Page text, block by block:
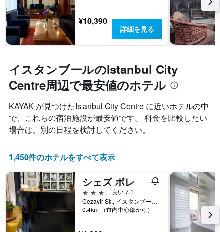
¥10,390
詳細を見る
イスタンブールのIstanbul City
Centre周辺で最安値のホテル
KAYAK が見つけたIstanbul City Centre に近いホテルの中
で、これらの宿泊施設が最安値です。 料金を比較したい
場合は、別の日程を検討してください。
1,450件のホテルをすべて表示
シェズ ボレ
3つ星
良い 7.1
Cezayir Sk., イスタンブール, トルコ
0.4km （市内中心部から）